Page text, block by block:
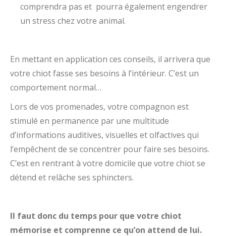
comprendra pas et pourra également engendrer
un stress chez votre animal.
En mettant en application ces conseils, il arrivera que
votre chiot fasse ses besoins à l’intérieur. C’est un
comportement normal…
Lors de vos promenades, votre compagnon est
stimulé en permanence par une multitude
d’informations auditives, visuelles et olfactives qui
l’empêchent de se concentrer pour faire ses besoins.
C’est en rentrant à votre domicile que votre chiot se
détend et relâche ses sphincters.
Il faut donc du temps pour que votre chiot
mémorise et comprenne ce qu’on attend de lui.